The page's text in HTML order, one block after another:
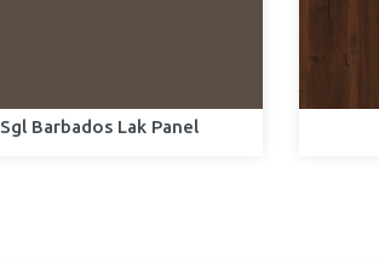
Sgl Barbados Lak Panel